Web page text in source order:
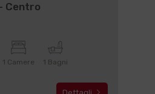
Centro
1 Camere 1 Bagni